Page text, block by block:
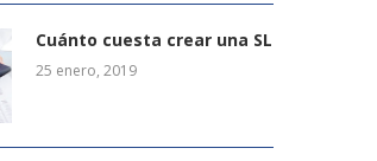
Cuánto cuesta crear una SL
25 enero, 2019